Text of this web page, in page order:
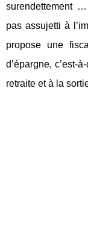
surendettement
pas assujetti à
propose une
d’épargne, c’est-
retraite et à la